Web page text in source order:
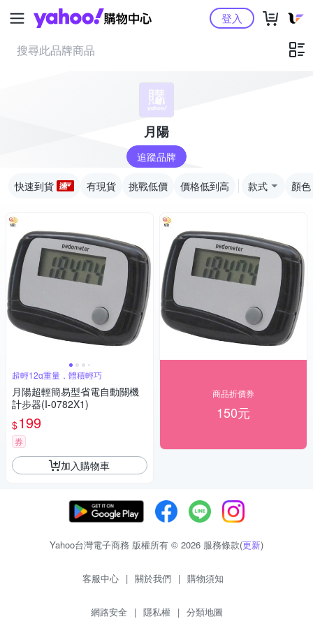
Yahoo購物中心登入
月陽
追蹤品牌
快速到貨 有現貨 挑戰低價 價格低到高 款式 顏色
超輕12g重量，體積輕巧
月陽超輕簡易型省電自動關機
計步器(I-0782X1)
$199
券
加入購物車
商品折價券
150元
Yahoo台灣電子商務 版權所有 © 2026 服務條款(更新)
客服中心 | 關於我們 | 購物須知
網路安全 | 隱私權 | 分類地圖